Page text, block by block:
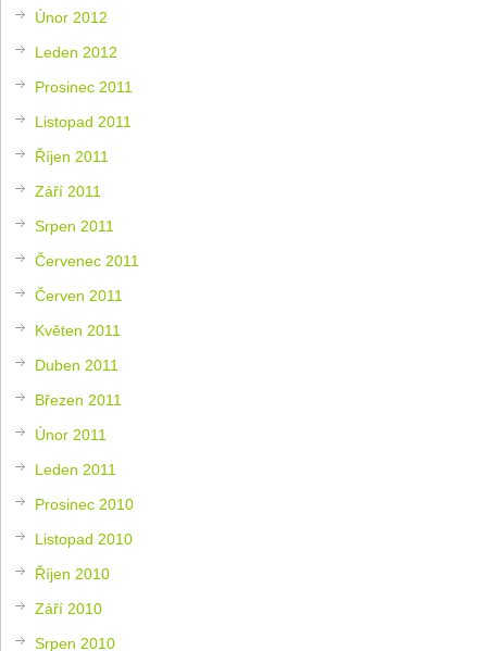
Únor 2012
Leden 2012
Prosinec 2011
Listopad 2011
Říjen 2011
Září 2011
Srpen 2011
Červenec 2011
Červen 2011
Květen 2011
Duben 2011
Březen 2011
Únor 2011
Leden 2011
Prosinec 2010
Listopad 2010
Říjen 2010
Září 2010
Srpen 2010